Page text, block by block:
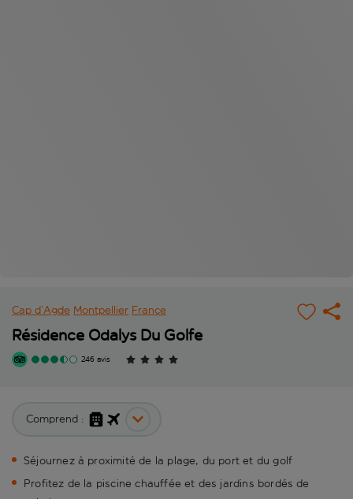
Cap d’Agde Montpellier France
Résidence Odalys Du Golfe
246 avis
Comprend :
Séjournez à proximité de la plage, du port et du golf
Profitez de la piscine chauffée et des jardins bordés de